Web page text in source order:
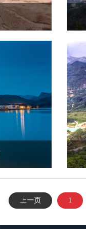
上一页 1